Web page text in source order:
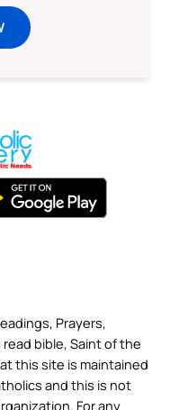
Prayers,
bible, Saint of the
this site is maintained
and this is not
For any